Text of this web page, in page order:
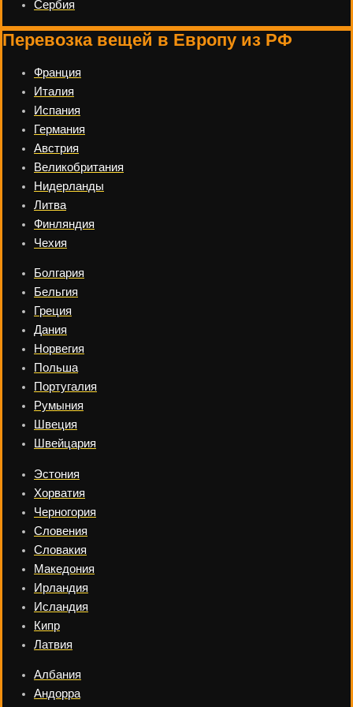
Сербия
Перевозка вещей в Европу из РФ
Франция
Италия
Испания
Германия
Австрия
Великобритания
Нидерланды
Литва
Финляндия
Чехия
Болгария
Бельгия
Греция
Дания
Норвегия
Польша
Португалия
Румыния
Швеция
Швейцария
Эстония
Хорватия
Черногория
Словения
Словакия
Македония
Ирландия
Исландия
Кипр
Латвия
Албания
Андорра